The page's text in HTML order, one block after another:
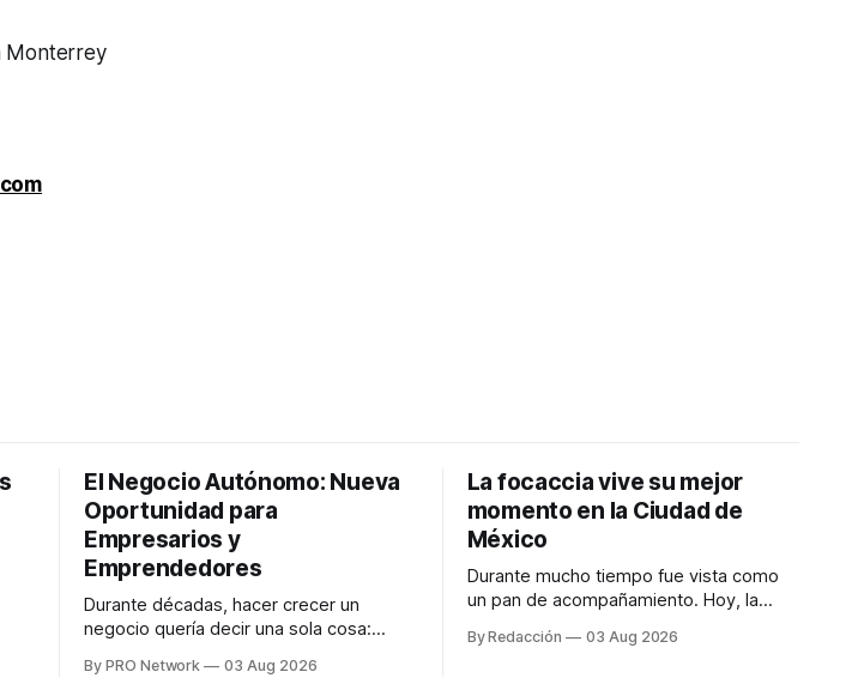
Monterrey
El Negocio Autónomo: Nueva
Oportunidad para
Empresarios y
Emprendedores
Durante décadas, hacer crecer un
negocio quería decir una sola cosa:
By PRO Network 03 Aug 2026
La focaccia vive su mejor
momento en la Ciudad de
México
Durante mucho tiempo fue vista como
un pan de acompañamiento. Hoy, la
platillos favoritos de quienes buscan
By Redacción 03 Aug 2026